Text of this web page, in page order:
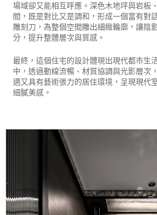
場域卻又能相互呼應。深色木地坪與岩板
間，既是對比又是調和，形成一個富有對
雕刻刀，為整個空間雕出細緻輪廓，讓陰
分，提升整體層次與質感。
最終，這個住宅的設計體現出現代都市生
中，透過動線流暢、材質協調與光影層次
適又具有藝術張力的居住環境，呈現現代
細膩美感。